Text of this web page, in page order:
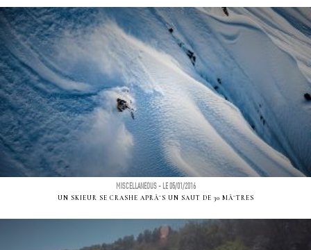
MISCELLANEOUS - LE 05/01/2016
UN SKIEUR SE CRASHE APRÃ¨S UN SAUT DE 30 MÃ¨TRES